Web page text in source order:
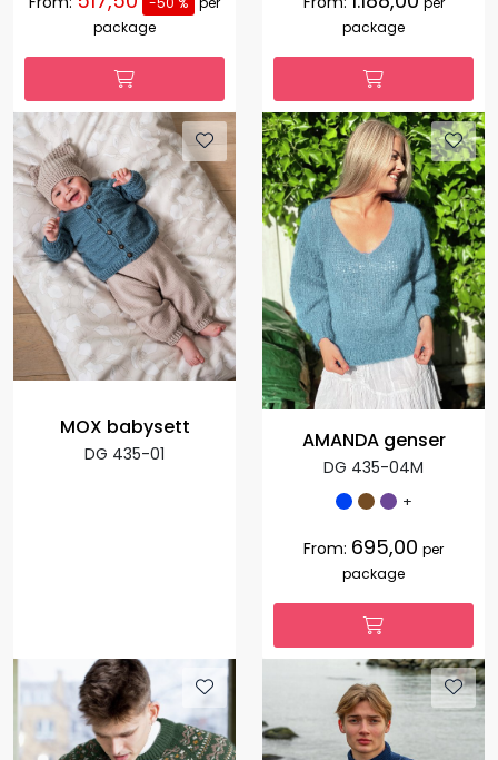
package
package
MOX babysett
DG 435-01
AMANDA genser
DG 435-04M
+
From: 695,00 per
package